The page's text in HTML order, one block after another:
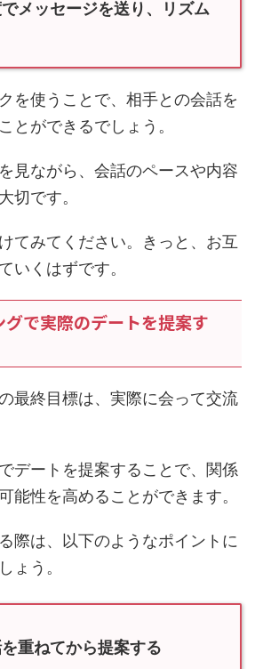
メッセージを送り、リズム
を使うことで、相手との会話を
とができるでしょう。
見ながら、会話のペースや内容
切です。
てみてください。きっと、お互
いくはずです。
で実際のデートを提案す
最終目標は、実際に会って交流
デートを提案することで、関係
能性を高めることができます。
際は、以下のようなポイントに
ょう。
重ねてから提案する